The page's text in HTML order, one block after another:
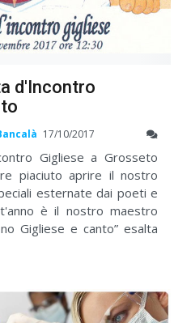
d'Incontro
17/10/2017
Gigliese a Grosseto
piaciuto aprire il nostro
esternate dai poeti e
è il nostro maestro
Gigliese e canto” esalta